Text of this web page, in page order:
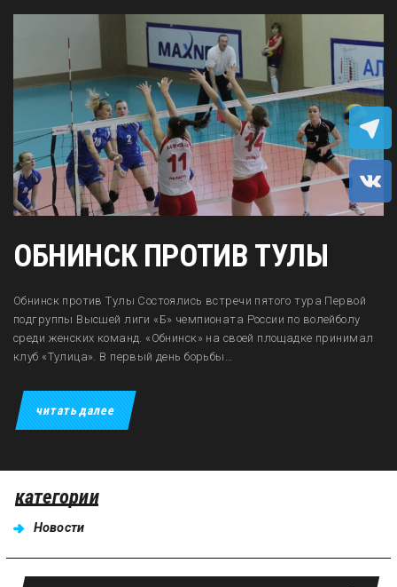
ОБНИНСК ПРОТИВ ТУЛЫ
Обнинск против Тулы Состоялись встречи пятого тура Первой
подгруппы Высшей лиги «Б» чемпионата России по волейболу
среди женских команд. «Обнинск» на своей площадке принимал
клуб «Тулица». В первый день борьбы…
читать далее
категории
Новости